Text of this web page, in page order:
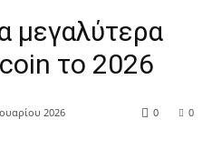
μεγαλύτερα
το 2026
2026 0
0